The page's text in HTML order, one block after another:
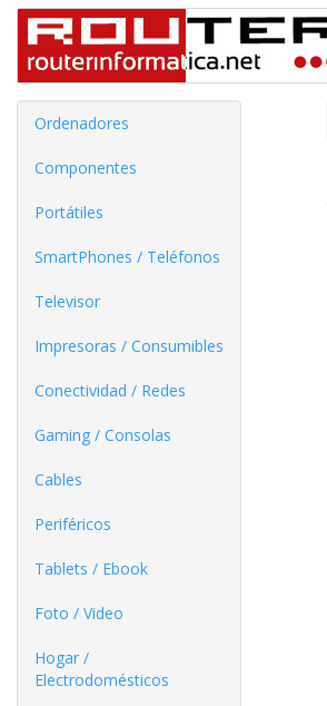
Ordenadores
Componentes
Portátiles
SmartPhones / Teléfonos
Televisor
Impresoras / Consumibles
Conectividad / Redes
Gaming / Consolas
Cables
Periféricos
Tablets / Ebook
Foto / Video
Hogar /
Electrodomésticos